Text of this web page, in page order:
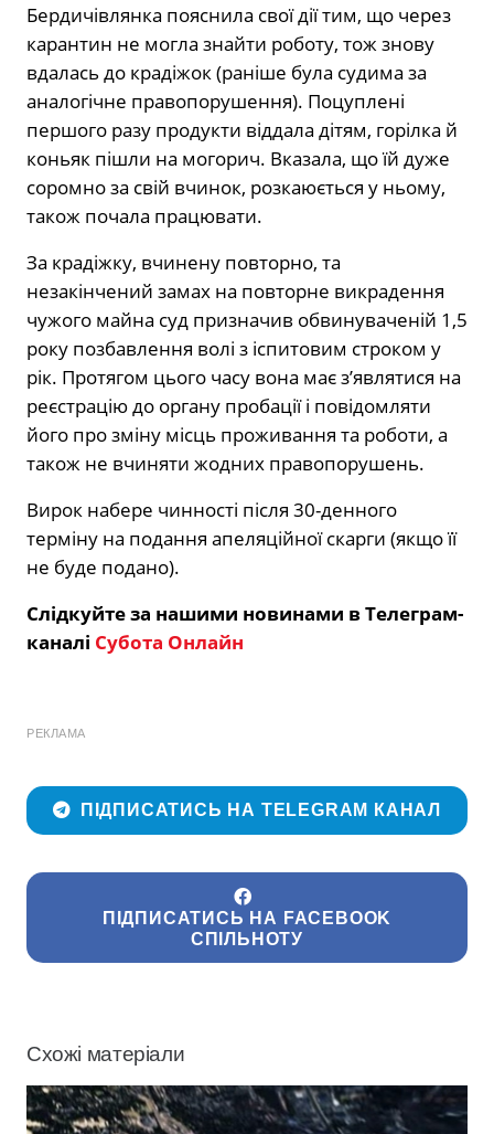
Бердичівлянка пояснила свої дії тим, що через
карантин не могла знайти роботу, тож знову
вдалась до крадіжок (раніше була судима за
аналогічне правопорушення). Поцуплені
першого разу продукти віддала дітям, горілка й
коньяк пішли на могорич. Вказала, що їй дуже
соромно за свій вчинок, розкаюється у ньому,
також почала працювати.
За крадіжку, вчинену повторно, та
незакінчений замах на повторне викрадення
чужого майна суд призначив обвинуваченій 1,5
року позбавлення волі з іспитовим строком у
рік. Протягом цього часу вона має з’являтися на
реєстрацію до органу пробації і повідомляти
його про зміну місць проживання та роботи, а
також не вчиняти жодних правопорушень.
Вирок набере чинності після 30-денного
терміну на подання апеляційної скарги (якщо її
не буде подано).
Слідкуйте за нашими новинами в Телеграм-
каналі Субота Онлайн
РЕКЛАМА
ПІДПИСАТИСЬ НА TELEGRAM КАНАЛ
ПІДПИСАТИСЬ НА FACEBOOK
СПІЛЬНОТУ
Схожі матеріали